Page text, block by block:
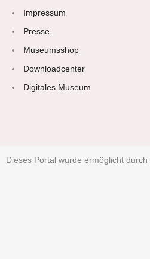
Impressum
Presse
Museumsshop
Downloadcenter
Digitales Museum
Dieses Portal wurde ermöglicht